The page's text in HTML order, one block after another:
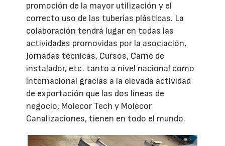
promoción de la mayor utilización y el
correcto uso de las tuberías plásticas. La
colaboración tendrá lugar en todas las
actividades promovidas por la asociación,
Jornadas técnicas, Cursos, Carné de
instalador, etc. tanto a nivel nacional como
internacional gracias a la elevada actividad
de exportación que las dos líneas de
negocio, Molecor Tech y Molecor
Canalizaciones, tienen en todo el mundo.